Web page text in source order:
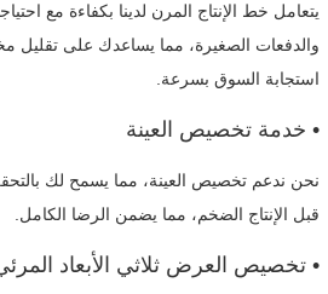
يتعامل خط الإنتاج المرن لدينا بكفاءة مع
والدفعات الصغيرة، مما يساعدك على تقليل
استجابة السوق بسرعة.
• خدمة تخصيص العينة
نحن ندعم تخصيص العينة، مما يسمح لك
قبل الإنتاج الضخم، مما يضمن الرضا الكامل.
• تخصيص العرض ثلاثي الأبعاد